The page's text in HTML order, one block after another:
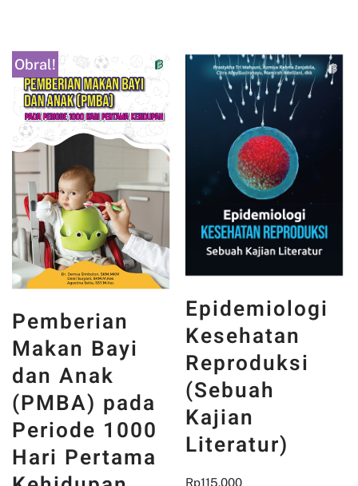
Obral!
Pemberian
Makan Bayi
dan Anak
(PMBA) pada
Periode 1000
Hari Pertama
Epidemiologi
Kesehatan
Reproduksi
(Sebuah
Kajian
Literatur)
Rp115.000